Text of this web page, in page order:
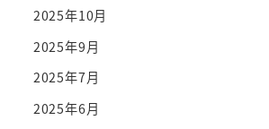
2025年10月
2025年9月
2025年7月
2025年6月